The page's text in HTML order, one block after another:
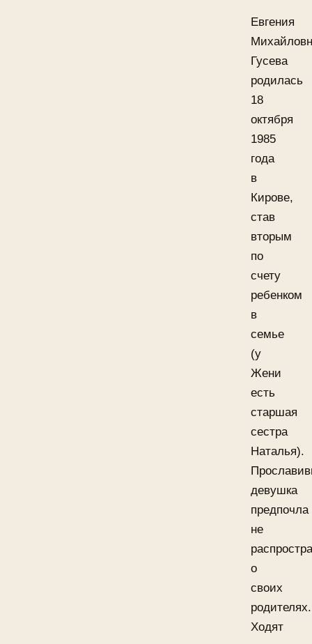
Евгения
Гусева
родилась
18
октября
1985
года
в
Кирове,
став
вторым
по
счету
ребенком
в
семье
(у
Жени
есть
старшая
сестра
Наталья).
девушка
предпочла
не
о
своих
родителях.
Ходят